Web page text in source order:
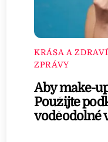
KRÁSA A ZDRAVÍ
ZPRÁVY
Aby make-
Použijte
voděodolné